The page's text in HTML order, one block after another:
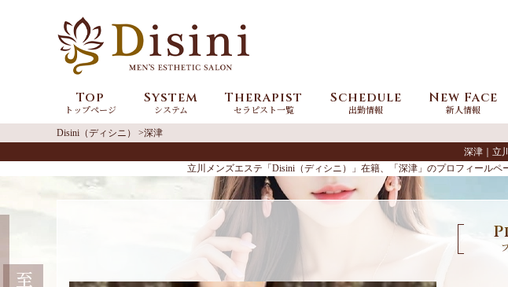
Top
トップページ
System
システム
Therapist
セラピスト一覧
Schedule
出勤情報
New Face
新人情報
Disini（ディシニ）
深津
深津｜立
立川メンズエステ「Disini（ディシニ）」在籍、「深津」のプロフィール